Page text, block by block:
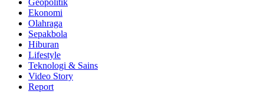
Geopolitik
Ekonomi
Olahraga
Sepakbola
Hiburan
Lifestyle
Teknologi & Sains
Video Story
Report